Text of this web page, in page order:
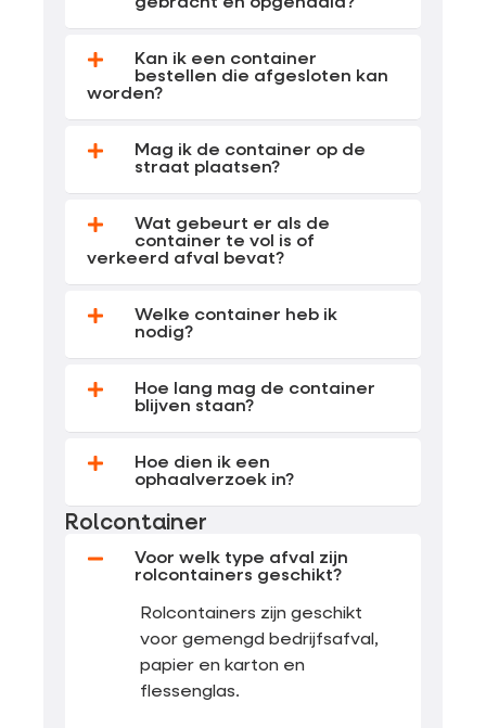
gebracht en opgehaald?
Kan ik een container
bestellen die afgesloten kan
worden?
Mag ik de container op de
straat plaatsen?
Wat gebeurt er als de
container te vol is of
verkeerd afval bevat?
Welke container heb ik
nodig?
Hoe lang mag de container
blijven staan?
Hoe dien ik een
ophaalverzoek in?
Rolcontainer
Voor welk type afval zijn
rolcontainers geschikt?
Rolcontainers zijn geschikt
voor gemengd bedrijfsafval,
papier en karton en
flessenglas.